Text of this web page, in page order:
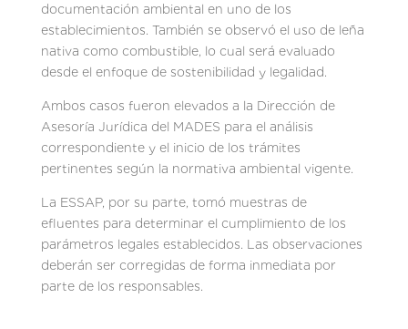
documentación ambiental en uno de los
establecimientos. También se observó el uso de leña
nativa como combustible, lo cual será evaluado
desde el enfoque de sostenibilidad y legalidad.
Ambos casos fueron elevados a la Dirección de
Asesoría Jurídica del MADES para el análisis
correspondiente y el inicio de los trámites
pertinentes según la normativa ambiental vigente.
La ESSAP, por su parte, tomó muestras de
efluentes para determinar el cumplimiento de los
parámetros legales establecidos. Las observaciones
deberán ser corregidas de forma inmediata por
parte de los responsables.